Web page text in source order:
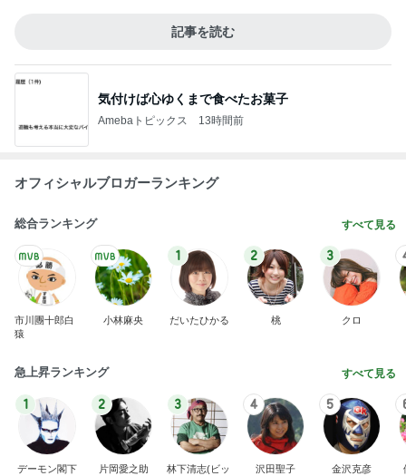
記事を読む
気付けば心ゆくまで食べたお菓子
Amebaトピックス 13時間前
オフィシャルブロガーランキング
総合ランキング すべて見る
市川團十郎白
猿
小林麻央
1
だいたひかる
2
桃
3
クロ
急上昇ランキング すべて見る
1
デーモン閣下
2
片岡愛之助
3
林下清志(ビッ
4
沢田聖子
5
金沢克彦